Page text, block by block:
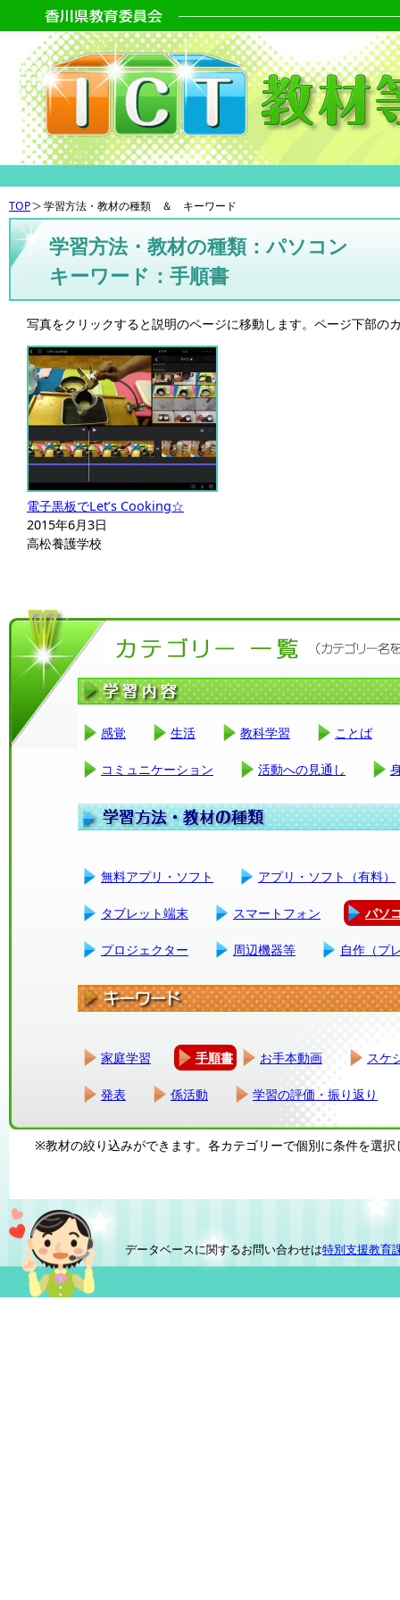
TOP 学習方法・教材の種類 ＆ キーワード
学習方法・教材の種類：パソコン
キーワード：手順書
写真をクリックすると説明のページに移動します。ページ下部
電子黒板でLet’s Cooking☆
2015年6月3日
高松養護学校
感覚 生活 教科学習 ことば
コミュニケーション 活動への見通し
無料アプリ・ソフト アプリ・ソフト（有料）
タブレット端末 スマートフォン パソ
プロジェクター 周辺機器等 自作（プ
家庭学習 手順書 お手本動画 スケ
発表 係活動 学習の評価・振り返り
※教材の絞り込みができます。各カテゴリーで個別に条件を選択
データベースに関するお問い合わせは特別支援教育